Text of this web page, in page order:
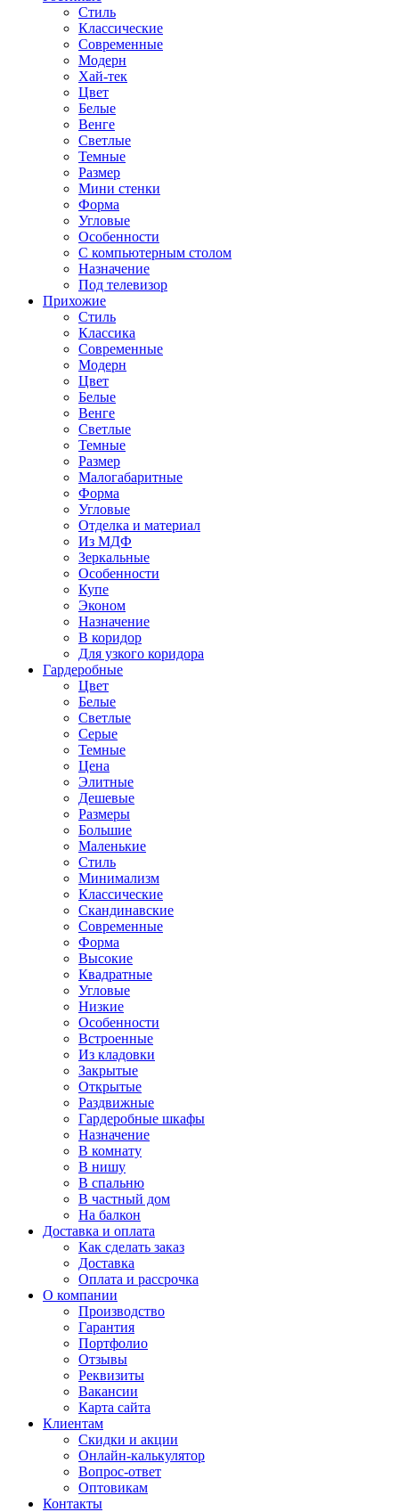
Стиль
Классические
Современные
Модерн
Хай-тек
Цвет
Белые
Венге
Светлые
Темные
Размер
Мини стенки
Форма
Угловые
Особенности
С компьютерным столом
Назначение
Под телевизор
Прихожие
Стиль
Классика
Современные
Модерн
Цвет
Белые
Венге
Светлые
Темные
Размер
Малогабаритные
Форма
Угловые
Отделка и материал
Из МДФ
Зеркальные
Особенности
Купе
Эконом
Назначение
В коридор
Для узкого коридора
Гардеробные
Цвет
Белые
Светлые
Серые
Темные
Цена
Элитные
Дешевые
Размеры
Большие
Маленькие
Стиль
Минимализм
Классические
Скандинавские
Современные
Форма
Высокие
Квадратные
Угловые
Низкие
Особенности
Встроенные
Из кладовки
Закрытые
Открытые
Раздвижные
Гардеробные шкафы
Назначение
В комнату
В нишу
В спальню
В частный дом
На балкон
Доставка и оплата
Как сделать заказ
Доставка
Оплата и рассрочка
О компании
Производство
Гарантия
Портфолио
Отзывы
Реквизиты
Вакансии
Карта сайта
Клиентам
Скидки и акции
Онлайн-калькулятор
Вопрос-ответ
Оптовикам
Контакты